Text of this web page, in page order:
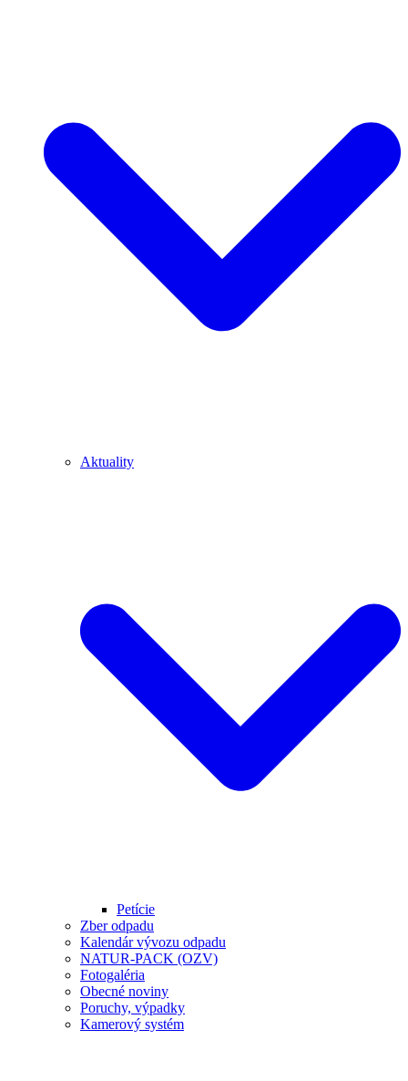
Aktuality
Petície
Zber odpadu
Kalendár vývozu odpadu
NATUR-PACK (OZV)
Fotogaléria
Obecné noviny
Poruchy, výpadky
Kamerový systém